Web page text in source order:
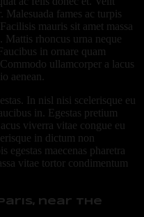
Malesuada fames ac turpis
mauris sit amet massa
rhoncus urna neque
in ornare quam
ullamcorper a lacus
aenean.
In nisl nisi scelerisque eu
in. Egestas pretium
viverra vitae congue eu
in dictum non
egestas maecenas pharetra
vitae tortor condimentum
near the